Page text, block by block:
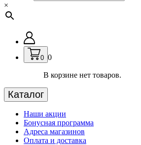
×
0 0
В корзине нет товаров.
Каталог
Наши акции
Бонусная программа
Адреса магазинов
Оплата и доставка